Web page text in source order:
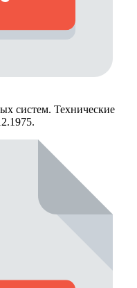
систем. Технические